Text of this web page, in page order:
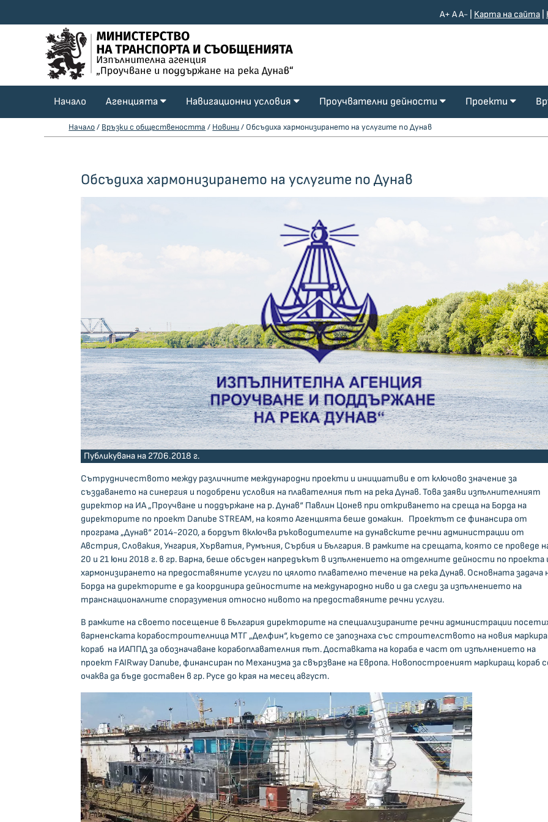
A+ AA- Kарта на сайта
Начало Агенцията Навигационни условия Проучвателни дейности Проекти
Начало/ Връзки с обществеността / Новини/ Обсъдиха хармонизирането на услугите по Дунав
Обсъдиха хармонизирането на услугите по Дунав
Публикувана на 27.06.2018 г.
Сътрудничеството между различните международни проекти и инициативи е от ключово значение за
създаването на синергия и подобрени условия на плавателния път на река Дунав. Това заяви изпълнителният
директор на ИА „Проучване и поддържане на р. Дунав“ Павлин Цонев при откриването на среща на Борда на
директорите по проект Danube STREAM, на която Агенцията беше домакин. Проектът се финансира от
програма „Дунав“ 2014-2020, а бордът включва ръководителите на дунавските речни администрации от
Австрия, Словакия, Унгария, Хърватия, Румъния, Сърбия и България. В рамките на срещата, която се проведе
20 и 21 юни 2018 г. в гр. Варна, беше обсъден напредъкът в изпълнението на отделните дейности по проекта
хармонизирането на предоставяните услуги по цялото плавателно течение на река Дунав. Основната задача
Борда на директорите е да координира дейностите на международно ниво и да следи за изпълнението на
транснационалните споразумения относно нивото на предоставяните речни услуги.
В рамките на своето посещение в България директорите на специализираните речни администрации
варненската корабостроителница МТГ „Делфин“, където се запознаха със строителството на новия
кораб на ИАППД за обозначаване корабоплавателния път. Доставката на кораба е част от изпълнението на
проект FAIRway Danube, финансиран по Механизма за свързване на Европа. Новопостроеният маркиращ кораб
очаква да бъде доставен в гр. Русе до края на месец август.